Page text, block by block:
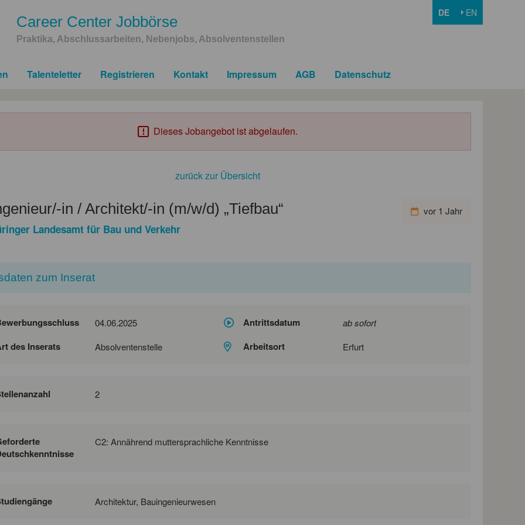
Career Center Jobbörse
Praktika, Abschlussarbeiten, Nebenjobs, Absolventenstellen
DE EN
Talenteletter Registrieren Kontakt Impressum AGB Datenschutz
Dieses Jobangebot ist abgelaufen.
zurück zur Übersicht
vor 1 Jahr
in / Architekt/-in (m/w/d) „Tiefbau“
Landesamt für Bau und Verkehr
zum Inserat
04.06.2025 Antrittsdatum ab sofort
des Inserats Absolventenstelle Arbeitsort Erfurt
2
C2: Annährend muttersprachliche Kenntnisse
Architektur, Bauingenieurwesen